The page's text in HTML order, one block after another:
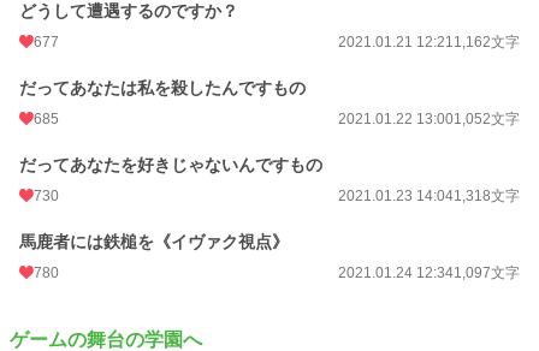
どうして遭遇するのですか？
677 2021.01.21 12:211,162文字
だってあなたは私を殺したんですもの
685 2021.01.22 13:001,052文字
だってあなたを好きじゃないんですもの
730 2021.01.23 14:041,318文字
馬鹿者には鉄槌を《イヴァク視点》
780 2021.01.24 12:341,097文字
ゲームの舞台の学園へ